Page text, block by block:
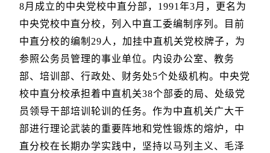
8月成立的中央党校中直分部，1991年3月，更名为
中央党校中直分校，列入中直工委编制序列。目前
中直分校的编制29人，加挂中直机关党校牌子，为
参照公务员管理的事业单位。内设办公室、教务
部、培训部、行政处、财务处5个处级机构。中央党
校中直分校承担着中直机关38个部委的局、处级党
员领导干部培训轮训的任务。作为中直机关广大干
部进行理论武装的重要阵地和党性锻炼的熔炉，中
直分校在长期办学实践中，坚持以马列主义、毛泽